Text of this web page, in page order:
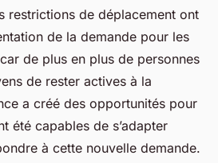
restrictions de déplacement ont
de la demande pour les
de plus en plus de personnes
de rester actives à la
a créé des opportunités pour
été capables de s’adapter
à cette nouvelle demande.